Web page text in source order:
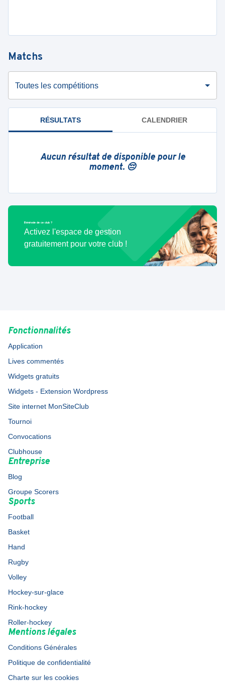
Matchs
Toutes les compétitions
RÉSULTATS CALENDRIER
Aucun résultat de disponible pour le
moment. 😔
Bénévole de ce club ?
Activez l'espace de gestion
gratuitement pour votre club !
Fonctionnalités
Application
Lives commentés
Widgets gratuits
Widgets - Extension Wordpress
Site internet MonSiteClub
Tournoi
Convocations
Clubhouse
Entreprise
Blog
Groupe Scorers
Sports
Football
Basket
Hand
Rugby
Volley
Hockey-sur-glace
Rink-hockey
Roller-hockey
Mentions légales
Conditions Générales
Politique de confidentialité
Charte sur les cookies